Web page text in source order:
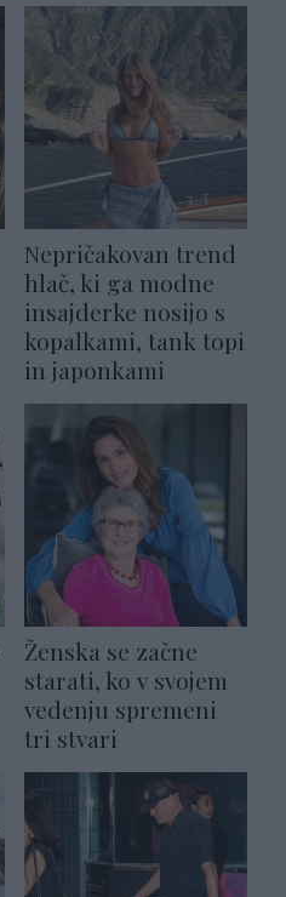
Nepričakovan trend
hlač, ki ga modne
insajderke nosijo s
kopalkami, tank topi
in japonkami
Ženska se začne
starati, ko v svojem
vedenju spremeni
tri stvari